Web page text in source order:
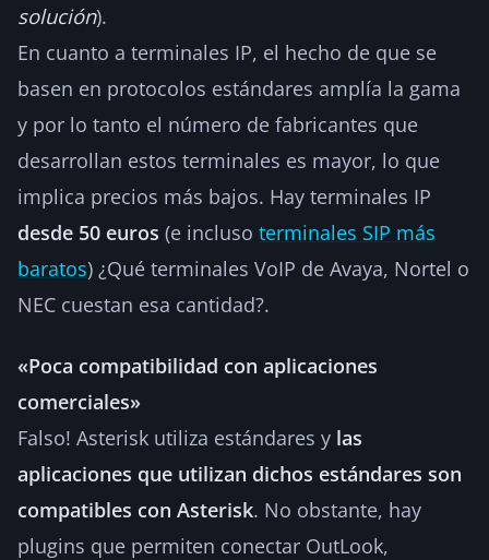
solución).
En cuanto a terminales IP, el hecho de que se
basen en protocolos estándares amplía la gama
y por lo tanto el número de fabricantes que
desarrollan estos terminales es mayor, lo que
implica precios más bajos. Hay terminales IP
desde 50 euros (e incluso terminales SIP más
baratos) ¿Qué terminales VoIP de Avaya, Nortel o
NEC cuestan esa cantidad?.
«Poca compatibilidad con aplicaciones
comerciales»
Falso! Asterisk utiliza estándares y las
aplicaciones que utilizan dichos estándares son
compatibles con Asterisk. No obstante, hay
plugins que permiten conectar OutLook,